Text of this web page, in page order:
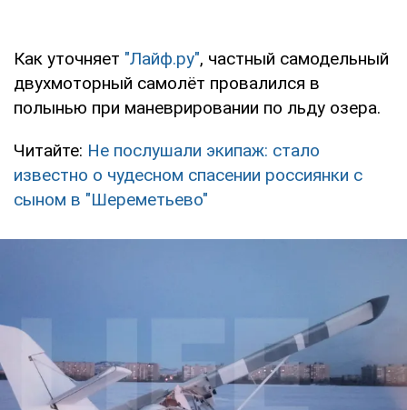
Как уточняет "Лайф.ру", частный самодельный
двухмоторный самолёт провалился в
полынью при маневрировании по льду озера.
Читайте: Не послушали экипаж: стало
известно о чудесном спасении россиянки с
сыном в "Шереметьево"